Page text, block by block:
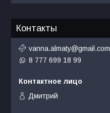
Контакты
vanna.almaty@gmail.com
8 777 699 18 99
Дмитрий